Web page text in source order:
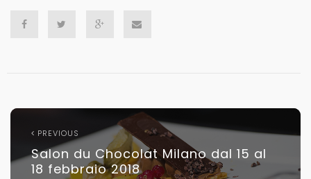
PREVIOUS
Salon du Chocolat Milano dal 15 al
18 febbraio 2018